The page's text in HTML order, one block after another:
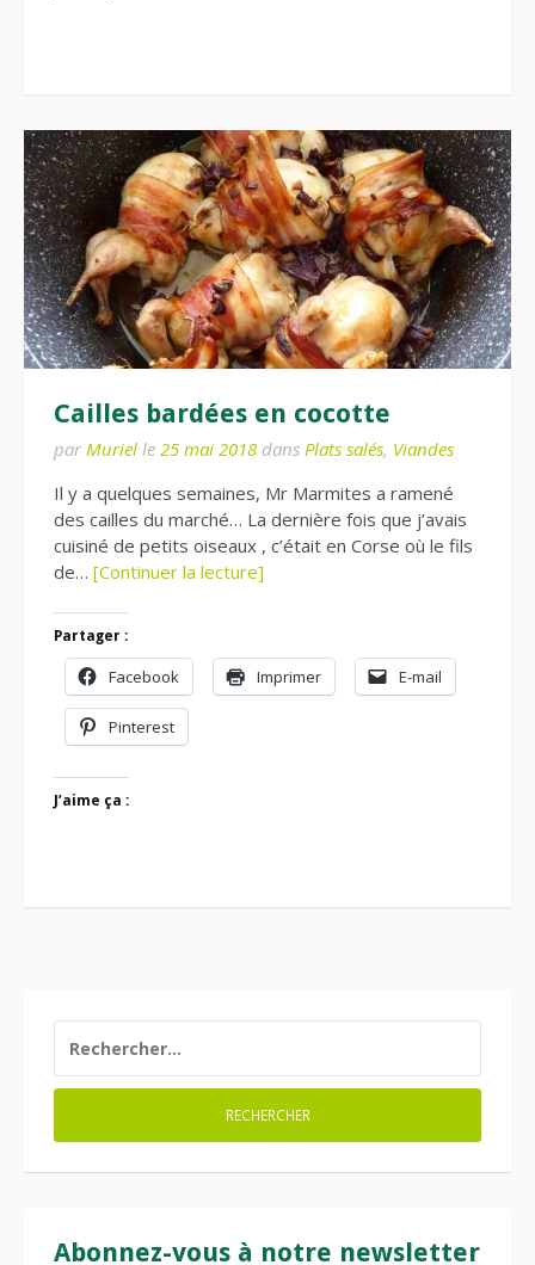
Cailles bardées en cocotte
par Muriel le 25 mai 2018 dans Plats salés, Viandes
Il y a quelques semaines, Mr Marmites a ramené
des cailles du marché… La dernière fois que j’avais
cuisiné de petits oiseaux , c’était en Corse où le fils
de… [Continuer la lecture]
Partager :
Facebook Imprimer E-mail
Pinterest
J’aime ça :
Abonnez-vous à notre newsletter